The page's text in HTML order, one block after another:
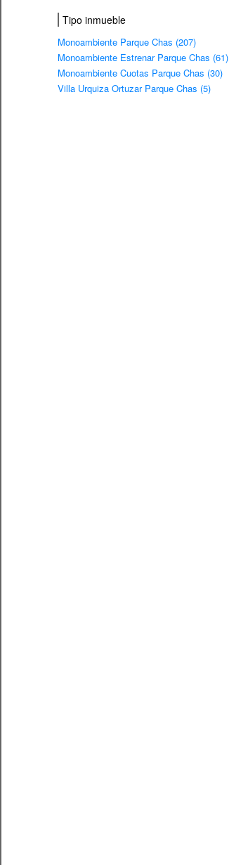
Tipo inmueble
Monoambiente Parque Chas (207)
Monoambiente Estrenar Parque Chas (61)
Monoambiente Cuotas Parque Chas (30)
Villa Urquiza Ortuzar Parque Chas (5)